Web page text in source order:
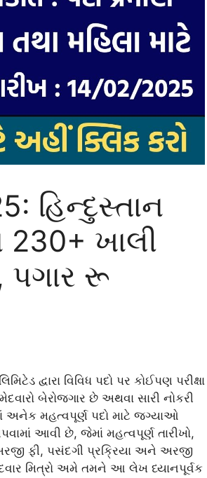
હિન્દુસ્તાન
230+ ખાલી
રૂ
દ્વારા વિવિધ પદો પર કોઈપણ પરીક્ષા
બેરોજગાર છે અથવા સારી નોકરી
અનેક મહત્વપૂર્ણ પદો માટે જગ્યાઓ
આવી છે, જેમાં મહત્વપૂર્ણ તારીખો,
ફી, પસંદગી પ્રક્રિયા અને અરજી
મિત્રો અમે તમને આ લેખ ધ્યાનપૂર્વક